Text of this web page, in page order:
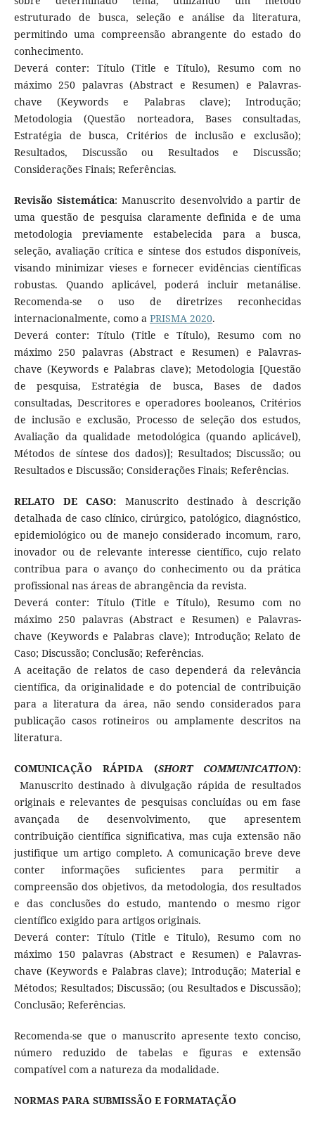
estruturado de busca, seleção e análise da literatura,
permitindo uma compreensão abrangente do estado do
conhecimento.
Deverá conter: Título (Title e Título), Resumo com no
máximo 250 palavras (Abstract e Resumen) e Palavras-
chave (Keywords e Palabras clave); Introdução;
Metodologia (Questão norteadora, Bases consultadas,
Estratégia de busca, Critérios de inclusão e exclusão);
Resultados, Discussão ou Resultados e Discussão;
Considerações Finais; Referências.
Revisão Sistemática: Manuscrito desenvolvido a partir de
uma questão de pesquisa claramente definida e de uma
metodologia previamente estabelecida para a busca,
seleção, avaliação crítica e síntese dos estudos disponíveis,
visando minimizar vieses e fornecer evidências científicas
robustas. Quando aplicável, poderá incluir metanálise.
Recomenda-se o uso de diretrizes reconhecidas
internacionalmente, como a PRISMA 2020.
Deverá conter: Título (Title e Título), Resumo com no
máximo 250 palavras (Abstract e Resumen) e Palavras-
chave (Keywords e Palabras clave); Metodologia [Questão
de pesquisa, Estratégia de busca, Bases de dados
consultadas, Descritores e operadores booleanos, Critérios
de inclusão e exclusão, Processo de seleção dos estudos,
Avaliação da qualidade metodológica (quando aplicável),
Métodos de síntese dos dados)]; Resultados; Discussão; ou
Resultados e Discussão; Considerações Finais; Referências.
RELATO DE CASO: Manuscrito destinado à descrição
detalhada de caso clínico, cirúrgico, patológico, diagnóstico,
epidemiológico ou de manejo considerado incomum, raro,
inovador ou de relevante interesse científico, cujo relato
contribua para o avanço do conhecimento ou da prática
profissional nas áreas de abrangência da revista.
Deverá conter: Título (Title e Título), Resumo com no
máximo 250 palavras (Abstract e Resumen) e Palavras-
chave (Keywords e Palabras clave); Introdução; Relato de
Caso; Discussão; Conclusão; Referências.
A aceitação de relatos de caso dependerá da relevância
científica, da originalidade e do potencial de contribuição
para a literatura da área, não sendo considerados para
publicação casos rotineiros ou amplamente descritos na
literatura.
COMUNICAÇÃO RÁPIDA (SHORT COMMUNICATION):
Manuscrito destinado à divulgação rápida de resultados
originais e relevantes de pesquisas concluídas ou em fase
avançada de desenvolvimento, que apresentem
contribuição científica significativa, mas cuja extensão não
justifique um artigo completo. A comunicação breve deve
conter informações suficientes para permitir a
compreensão dos objetivos, da metodologia, dos resultados
e das conclusões do estudo, mantendo o mesmo rigor
científico exigido para artigos originais.
Deverá conter: Título (Title e Titulo), Resumo com no
máximo 150 palavras (Abstract e Resumen) e Palavras-
chave (Keywords e Palabras clave); Introdução; Material e
Métodos; Resultados; Discussão; (ou Resultados e Discussão);
Conclusão; Referências.
Recomenda-se que o manuscrito apresente texto conciso,
número reduzido de tabelas e figuras e extensão
compatível com a natureza da modalidade.
NORMAS PARA SUBMISSÃO E FORMATAÇÃO